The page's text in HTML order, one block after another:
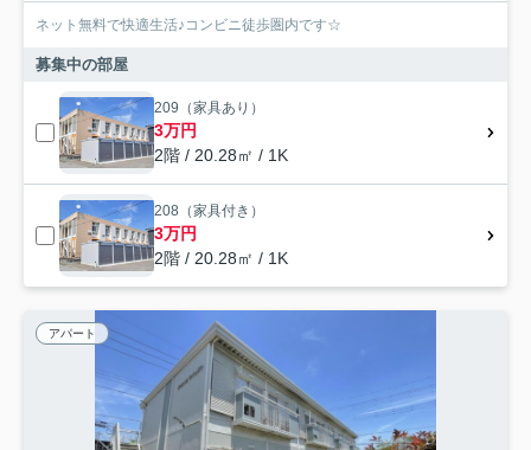
ネット無料で快適生活♪コンビニ徒歩圏内です☆
募集中の部屋
209（家具あり）
3万円
2階 / 20.28㎡ / 1K
208（家具付き）
3万円
2階 / 20.28㎡ / 1K
アパート